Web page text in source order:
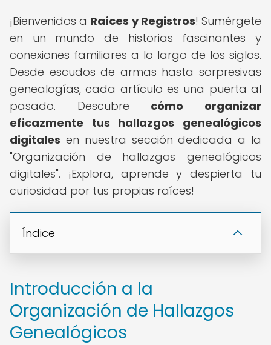
¡Bienvenidos a Raíces y Registros! Sumérgete
en un mundo de historias fascinantes y
conexiones familiares a lo largo de los siglos.
Desde escudos de armas hasta sorpresivas
genealogías, cada artículo es una puerta al
pasado. Descubre cómo organizar
eficazmente tus hallazgos genealógicos
digitales en nuestra sección dedicada a la
"Organización de hallazgos genealógicos
digitales". ¡Explora, aprende y despierta tu
curiosidad por tus propias raíces!
Índice
Introducción a la
Organización de Hallazgos
Genealógicos